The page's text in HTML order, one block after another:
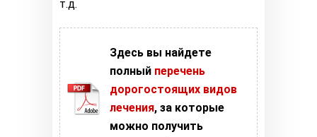
т.д.
Здесь вы найдете
полный перечень
дорогостоящих видов
лечения, за которые
можно получить